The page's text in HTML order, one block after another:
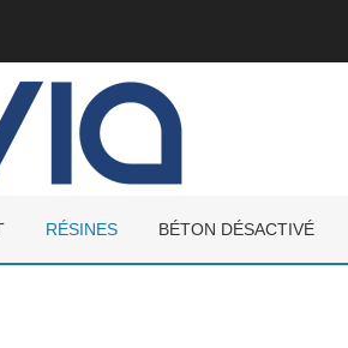
RÉSINES BÉTON DÉSACTIVÉ